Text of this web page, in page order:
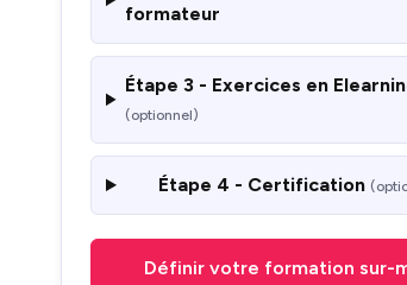
formateur
Étape 3 - Exercices en
(optionnel)
Étape 4 - Certification
Définir votre formation sur-